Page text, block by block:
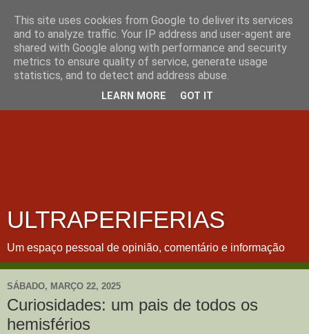
ULTRAPERIFERIAS
Um espaço pessoal de opinião, comentário e informação
SÁBADO, MARÇO 22, 2025
Curiosidades: um pais de todos os
hemisférios
This site uses cookies from Google to deliver its services
and to analyze traffic. Your IP address and user-agent are
shared with Google along with performance and security
metrics to ensure quality of service, generate usage
statistics, and to detect and address abuse.
LEARN MORE GOT IT